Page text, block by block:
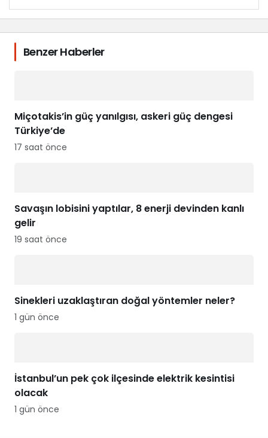
Benzer Haberler
Miçotakis’in güç yanılgısı, askeri güç dengesi
Türkiye’de
17 saat önce
Savaşın lobisini yaptılar, 8 enerji devinden kanlı
gelir
19 saat önce
Sinekleri uzaklaştıran doğal yöntemler neler?
1 gün önce
İstanbul’un pek çok ilçesinde elektrik kesintisi
olacak
1 gün önce